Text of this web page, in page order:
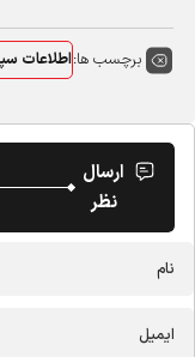
برچسب ها:اطلاعات سپاه
ارسال
نظر